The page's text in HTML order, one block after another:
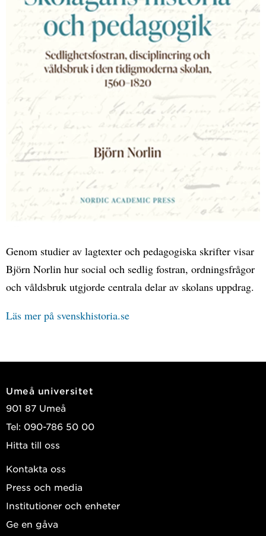
Genom studier av lagtexter och pedagogiska skrifter visar
Björn Norlin hur social och sedlig fostran, ordningsfrågor
och våldsbruk utgjorde centrala delar av skolans uppdrag.
Läs mer på svenskhistoria.se
Umeå universitet
901 87 Umeå
Tel: 090-786 50 00
Hitta till oss
Kontakta oss
Press och media
Institutioner och enheter
Ge en gåva